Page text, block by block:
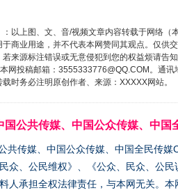
：以上图、文、音/视频文章内容转载于网络
于商业用途，并不代表本网赞同其观点。仅供
若来源标注错误或无意侵犯到您的权益烦请告
网投稿邮箱：3555333776@QQ.COM。通
时务必注明原创作者、来源：XXXXX网站。
国公共传媒、中国公众传媒、中国
共传媒、中国公众传媒、中国全民传
民众、公民维权》、《公众、民众、公
人承担全权法律责任，与本网无关。